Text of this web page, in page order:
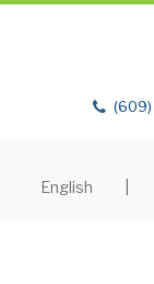
English